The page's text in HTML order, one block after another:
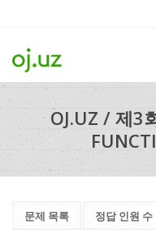
OJ.UZ / 제3
문제 목록 정답 인원